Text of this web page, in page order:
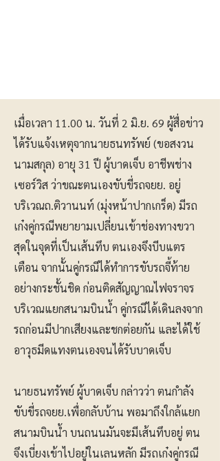
เมื่อเวลา 11.00 น. วันที่ 2 มิ.ย. 69 ผู้สื่อข่าว
ได้รับแจ้งเหตุจากนายธนทรัพย์ (ขอสงวน
นามสกุล) อายุ 31 ปี ผู้บาดเจ็บ อาชีพช่าง
เซอร์วิส ว่าขณะตนเองขับขี่รถจยย. อยู่
บริเวณถ.ติวานนท์ (มุ่งหน้าปากเกร็ด) มีรถ
เก๋งคู่กรณีพยายามเปลี่ยนเข้าช่องทางขวา
สุดในจุดที่เป็นเส้นทึบ ตนเองจึงบีบแตร
เตือน จากนั้นคู่กรณีได้ทำการขับรถจี้ท้าย
อย่างกระชั้นชิด ก่อนติดสัญญาณไฟจราจร
บริเวณแยกสนามบินน้ำ คู่กรณีได้เดินลงจาก
รถก่อนมีปากเสียงและชกต่อยกัน และได้ใช้
อาวุธมีดแทงตนเองจนได้รับบาดเจ็บ
นายธนทรัพย์ ผู้บาดเจ็บ กล่าวว่า ตนกำลัง
ขับขี่รถจยย.เพื่อกลับบ้าน พอมาถึงใกล้แยก
สนามบินน้ำ บนถนนมันจะมีเส้นทึบอยู่ ตน
จึงเบี่ยงเข้าไปอยู่ในเลนหลัก มีรถเก๋งคู่กรณี